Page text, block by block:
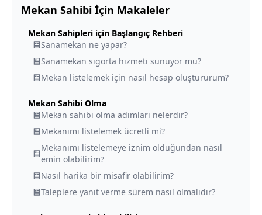
Mekan Sahibi İçin Makaleler
Mekan Sahipleri için Başlangıç Rehberi
Sanamekan ne yapar?
Sanamekan sigorta hizmeti sunuyor mu?
Mekan listelemek için nasıl hesap oluştururum?
Mekan Sahibi Olma
Mekan sahibi olma adımları nelerdir?
Mekanımı listelemek ücretli mi?
Mekanımı listelemeye iznim olduğundan nasıl
emin olabilirim?
Nasıl harika bir misafir olabilirim?
Taleplere yanıt verme sürem nasıl olmalıdır?